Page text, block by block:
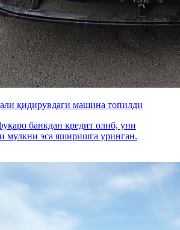
қидирувдаги машина топилди
банкдан кредит олиб, уни
мулкни эса яширишга уринган.